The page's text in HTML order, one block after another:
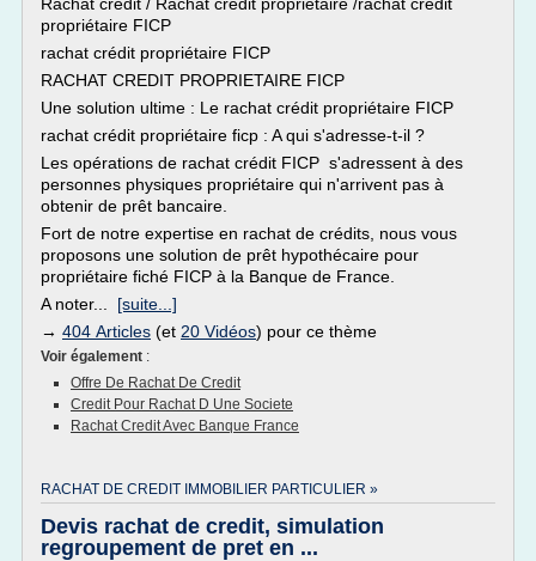
propriétaire FICP
rachat crédit propriétaire FICP
RACHAT CREDIT PROPRIETAIRE FICP
Une solution ultime : Le rachat crédit propriétaire FICP
rachat crédit propriétaire ficp : A qui s'adresse-t-il ?
Les opérations de rachat crédit FICP s'adressent à des
personnes physiques propriétaire qui n'arrivent pas à
obtenir de prêt bancaire.
Fort de notre expertise en rachat de crédits, nous vous
proposons une solution de prêt hypothécaire pour
propriétaire fiché FICP à la Banque de France.
A noter... [suite...]
→ 404 Articles (et 20 Vidéos) pour ce thème
Voir également :
Offre De Rachat De Credit
Credit Pour Rachat D Une Societe
Rachat Credit Avec Banque France
RACHAT DE CREDIT IMMOBILIER PARTICULIER »
Devis rachat de credit, simulation
regroupement de pret en ...